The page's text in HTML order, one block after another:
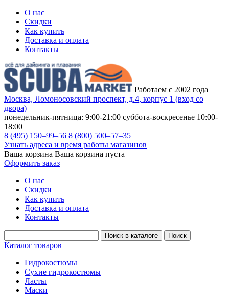
О нас
Скидки
Как купить
Доставка и оплата
Контакты
Работаем с 2002 года
Москва, Ломоносовский проспект, д.4, корпус 1 (вход со
двора)
понедельник-пятница: 9:00-21:00 суббота-воскресенье 10:00-
18:00
8 (495) 150–99–56 8 (800) 500–57–35
Узнать адреса и время работы магазинов
Ваша корзина Ваша корзина пуста
Оформить заказ
О нас
Скидки
Как купить
Доставка и оплата
Контакты
Каталог товаров
Гидрокостюмы
Сухие гидрокостюмы
Ласты
Маски